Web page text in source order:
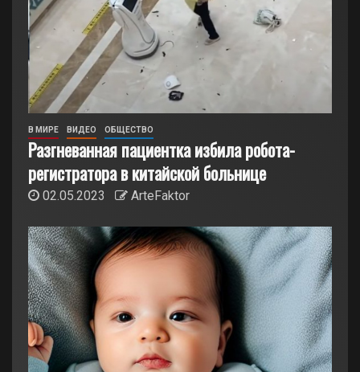
В МИРЕ ВИДЕО ОБЩЕСТВО
Разгневанная пациентка избила робота-
регистратора в китайской больнице
02.05.2023 ArteFaktor